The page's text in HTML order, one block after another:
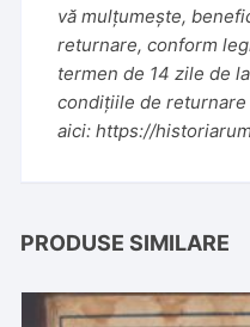
vă mulțumește,
returnare, conform
termen de 14 zile de
condițiile de
aici:https://
PRODUSE SIMILARE